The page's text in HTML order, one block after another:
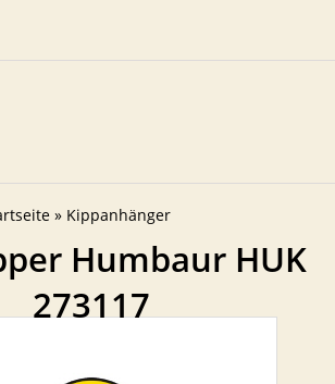
» Kippanhänger
Humbaur HUK
273117